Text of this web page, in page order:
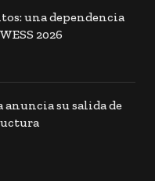
una dependencia
2026
su salida de